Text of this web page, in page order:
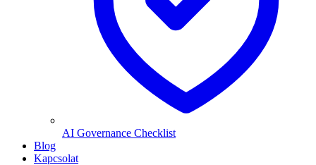
AI Governance Checklist
Blog
Kapcsolat